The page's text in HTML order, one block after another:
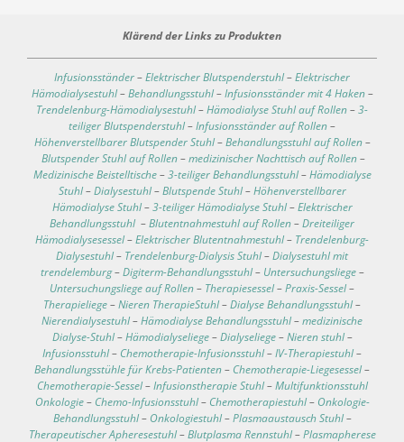
Klärend der Links zu Produkten
Infusionsständer–Elektrischer Blutspenderstuhl–Elektrischer
Hämodialysestuhl–Behandlungsstuhl–Infusionsständer mit 4 Haken–
Trendelenburg-Hämodialysestuhl–Hämodialyse Stuhl auf Rollen–3-
teiliger Blutspenderstuhl–Infusionsständer auf Rollen–
Höhenverstellbarer Blutspender Stuhl–Behandlungsstuhl auf Rollen–
Blutspender Stuhl auf Rollen–medizinischer Nachttisch auf Rollen–
Medizinische Beistelltische–3-teiliger Behandlungsstuhl–Hämodialyse
Stuhl–Dialysestuhl–Blutspende Stuhl–Höhenverstellbarer
Hämodialyse Stuhl–3-teiliger Hämodialyse Stuhl–Elektrischer
Behandlungsstuhl –Blutentnahmestuhl auf Rollen–Dreiteiliger
Hämodialysesessel–Elektrischer Blutentnahmestuhl– Trendelenburg-
Dialysestuhl– Trendelenburg-Dialysis Stuhl–Dialysestuhl mit
trendelemburg–Digiterm-Behandlungsstuhl– Untersuchungsliege–
Untersuchungsliege auf Rollen– Therapiesessel–Praxis-Sessel–
Therapieliege–Nieren TherapieStuhl–Dialyse Behandlungsstuhl–
Nierendialysestuhl–Hämodialyse Behandlungsstuhl–medizinische
Dialyse-Stuhl–Hämodialyseliege–Dialyseliege–Nieren stuhl–
Infusionsstuhl– Chemotherapie-Infusionsstuhl–IV-Therapiestuhl–
Behandlungsstühle für Krebs-Patienten– Chemotherapie-Liegesessel–
Chemotherapie-Sessel–Infusionstherapie Stuhl–Multifunktionsstuhl
Onkologie– Chemo-Infusionsstuhl– Chemotherapiestuhl– Onkologie-
Behandlungsstuhl– Onkologiestuhl–Plasmaaustausch Stuhl–
Therapeutischer Apheresestuhl–Blutplasma Rennstuhl–Plasmapherese